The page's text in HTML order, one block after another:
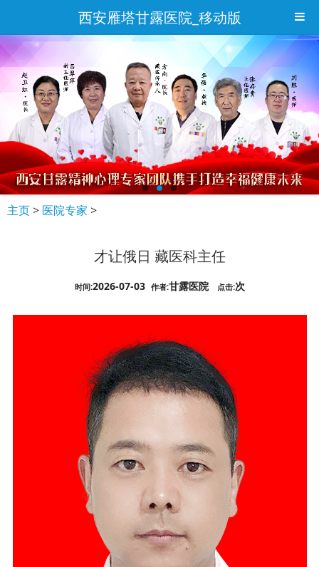
西安雁塔甘露医院_移动版
主页> 医院专家 >
才让俄日 藏医科主任
时间:2026-07-03 作者:甘露医院 点击:次